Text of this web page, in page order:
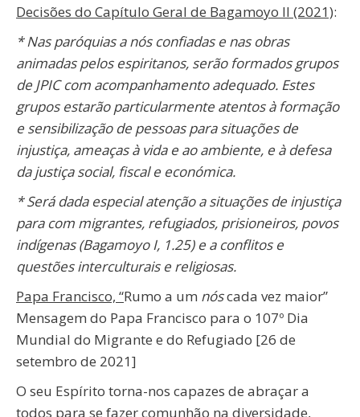
Decisões do Capítulo Geral de Bagamoyo II (2021):
* Nas paróquias a nós confiadas e nas obras
animadas pelos espiritanos, serão formados grupos
de JPIC com acompanhamento adequado. Estes
grupos estarão particularmente atentos à formação
e sensibilização de pessoas para situações de
injustiça, ameaças à vida e ao ambiente, e à defesa
da justiça social, fiscal e económica.
* Será dada especial atenção a situações de injustiça
para com migrantes, refugiados, prisioneiros, povos
indígenas (Bagamoyo I, 1.25) e a conflitos e
questões interculturais e religiosas.
Papa Francisco, “Rumo a um nóscada vez maior”
Mensagem do Papa Francisco para o 107º Dia
Mundial do Migrante e do Refugiado [26 de
setembro de 2021]
O seu Espírito torna-nos capazes de abraçar a
todos para se fazer comunhão na diversidade,